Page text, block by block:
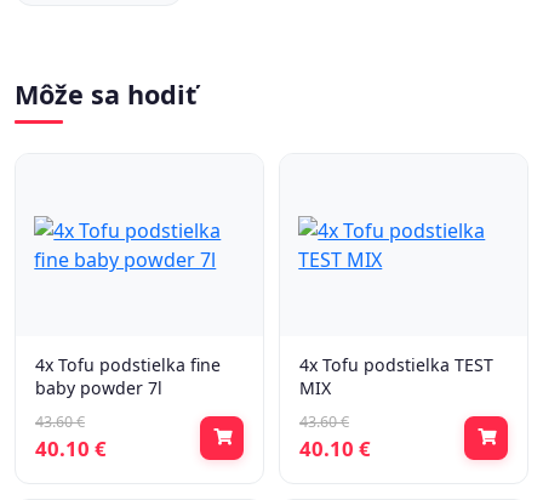
Môže sa hodiť
4x Tofu podstielka fine
baby powder 7l
43.60 €
40.10 €
4x Tofu podstielka TEST
MIX
43.60 €
40.10 €